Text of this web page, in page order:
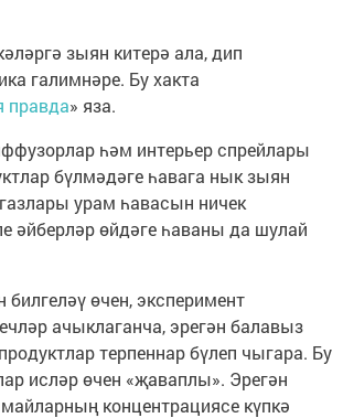
зыян китерә ала, дип
галимнәре. Бу хакта
правда» яза.
һәм интерьер спрейлары
бүлмәдәге һавага нык зыян
урам һавасын ничек
әйберләр өйдәге һаваны да шулай
өчен, эксперимент
ачыклаганча, эрегән балавыз
терпеннар бүлеп чыгара. Бу
исләр өчен «җаваплы». Эрегән
концентрациясе күпкә